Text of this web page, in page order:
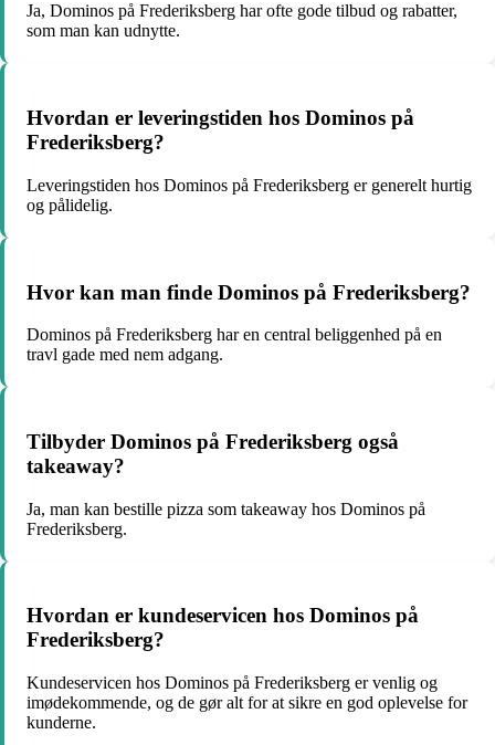
Ja, Dominos på Frederiksberg har ofte gode tilbud og rabatter,
som man kan udnytte.
Hvordan er leveringstiden hos Dominos på
Frederiksberg?
Leveringstiden hos Dominos på Frederiksberg er generelt hurtig
og pålidelig.
Hvor kan man finde Dominos på Frederiksberg?
Dominos på Frederiksberg har en central beliggenhed på en
travl gade med nem adgang.
Tilbyder Dominos på Frederiksberg også
takeaway?
Ja, man kan bestille pizza som takeaway hos Dominos på
Frederiksberg.
Hvordan er kundeservicen hos Dominos på
Frederiksberg?
Kundeservicen hos Dominos på Frederiksberg er venlig og
imødekommende, og de gør alt for at sikre en god oplevelse for
kunderne.